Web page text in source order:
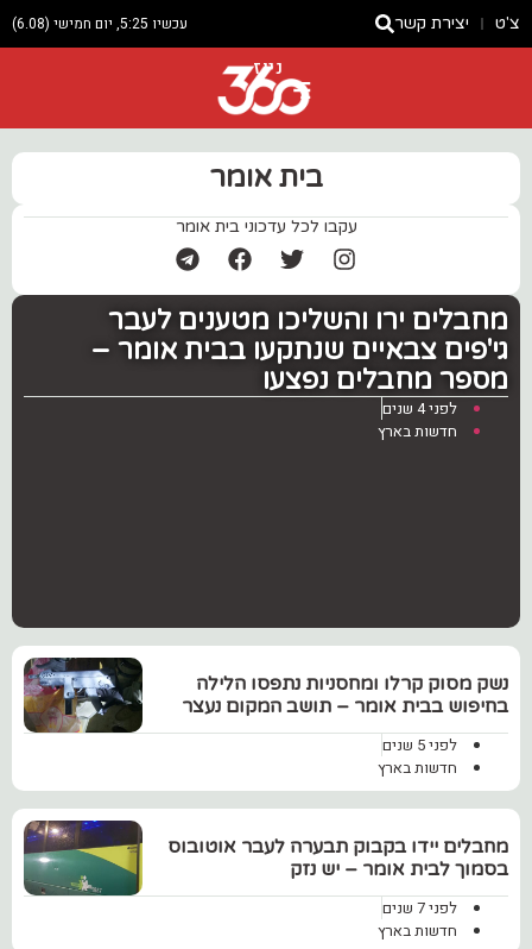
צ'ט יצירת קשר עכשיו 5:25, יום חמישי (6.08)
ניוז
בית אומר
עקבו לכל עדכוני בית אומר
מחבלים ירו והשליכו מטענים לעבר
גי'פים צבאיים שנתקעו בבית אומר –
מספר מחבלים נפצעו
לפני 4 שנים
חדשות בארץ
נשק מסוק קרלו ומחסניות נתפסו הלילה
בחיפוש בבית אומר – תושב המקום נעצר
לפני 5 שנים
חדשות בארץ
מחבלים יידו בקבוק תבערה לעבר אוטובוס
בסמוך לבית אומר – יש נזק
לפני 7 שנים
חדשות בארץ